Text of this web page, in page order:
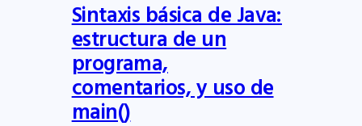
Sintaxis básica de Java:
estructura de un
programa,
comentarios, y uso de
main()